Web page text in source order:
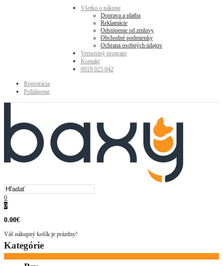
Všetko o nákupe
Doprava a platba
Reklamácie
Odstúpenie od zmluvy
Obchodné podmienky
Ochrana osobných údajov
Vernostný program
Kontakt
0919 025 042
Registrácia
Prihlásenie
0
0
0.00€
Váš nákupný košík je prázdny!
Kategórie